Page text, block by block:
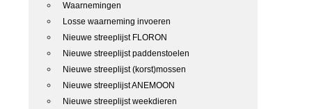
Waarnemingen
Losse waarneming invoeren
Nieuwe streeplijst FLORON
Nieuwe streeplijst paddenstoelen
Nieuwe streeplijst (korst)mossen
Nieuwe streeplijst ANEMOON
Nieuwe streeplijst weekdieren